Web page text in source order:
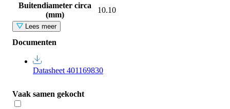
Buitendiameter circa
(mm)
10.10
Lees meer
Documenten
Datasheet 401169830
Vaak samen gekocht